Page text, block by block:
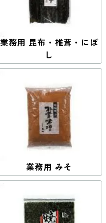
業務用 昆布・椎茸・にぼ
し
業務用 みそ